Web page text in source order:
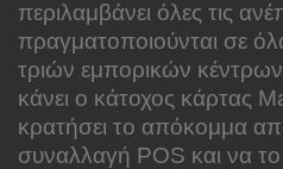
περιλαμβάνει όλες τις
πραγματοποιούνται σε
τριών εμπορικών
κάνει ο κάτοχος κάρτας
κρατήσει το απόκομμα
συναλλαγή POS και να